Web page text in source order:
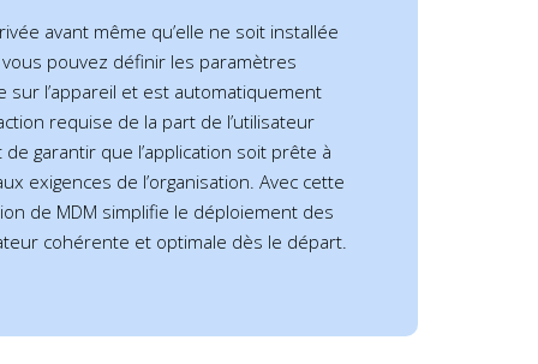
avant même qu’elle ne soit installée
vous pouvez définir les paramètres
sur l’appareil et est automatiquement
requise de la part de l’utilisateur
garantir que l’application soit prête à
exigences de l’organisation. Avec cette
de MDM simplifie le déploiement des
cohérente et optimale dès le départ.